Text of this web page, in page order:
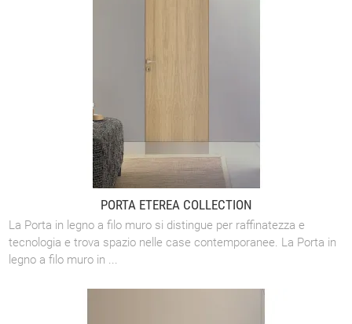
PORTA ETEREA COLLECTION
La Porta in legno a filo muro si distingue per raffinatezza e
tecnologia e trova spazio nelle case contemporanee. La Porta in
legno a filo muro in ...